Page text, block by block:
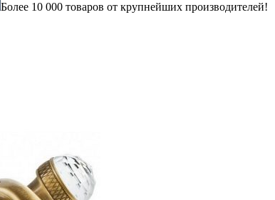
Более 10 000 товаров от крупнейших производителей!